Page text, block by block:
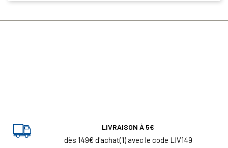
LIVRAISON À 5€
dès 149€ d'achat(1) avec le code LIV149